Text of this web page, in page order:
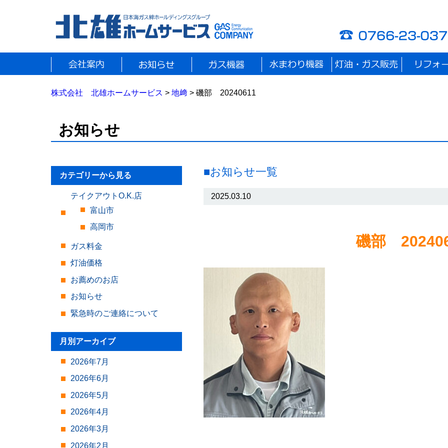
株式会社 北雄ホームサービス > 地﨑 > 磯部 20240611
お知らせ
カテゴリーから見る
テイクアウトO.K.店
富山市
高岡市
ガス料金
灯油価格
お薦めのお店
お知らせ
緊急時のご連絡について
月別アーカイブ
2026年7月
2026年6月
2026年5月
2026年4月
2026年3月
2026年2月
■お知らせ一覧
2025.03.10
磯部